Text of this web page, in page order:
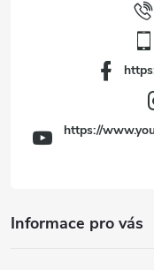
Informace pro vás
https://